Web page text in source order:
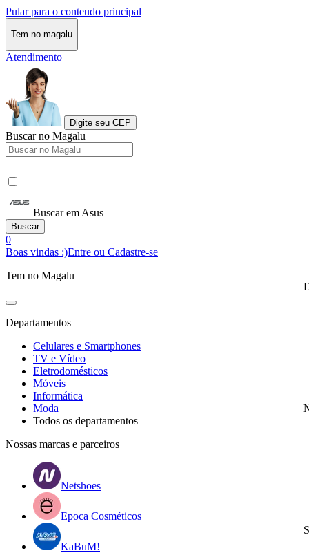
Pular para o conteudo principal
Tem no magalu
Atendimento
Digite seu CEP
Buscar no Magalu
Buscar em Asus
Buscar
0
Boas vindas :)Entre ou Cadastre-se
Tem no Magalu
Departamentos
Celulares e Smartphones
TV e Vídeo
Eletrodomésticos
Móveis
Informática
Moda
Todos os departamentos
Nossas marcas e parceiros
Netshoes
Epoca Cosméticos
KaBuM!